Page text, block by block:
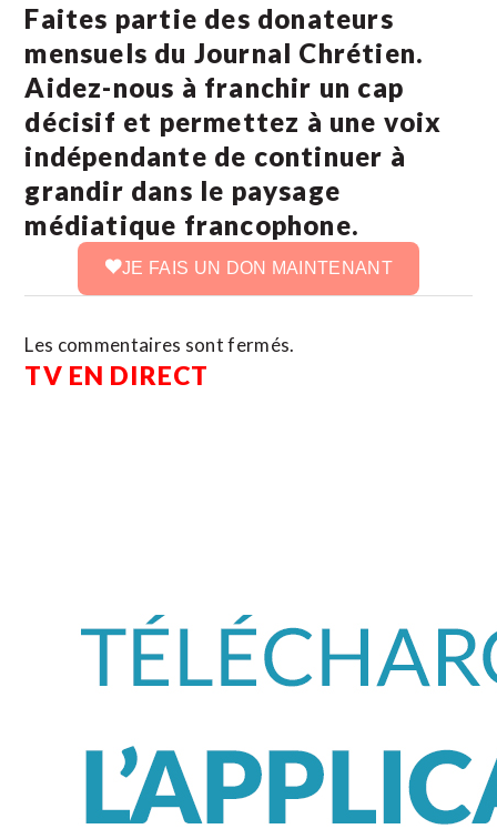
Faites partie des donateurs
mensuels du Journal Chrétien.
Aidez-nous à franchir un cap
décisif et permettez à une voix
indépendante de continuer à
grandir dans le paysage
médiatique francophone.
JE FAIS UN DON MAINTENANT
Les commentaires sont fermés.
TV EN DIRECT